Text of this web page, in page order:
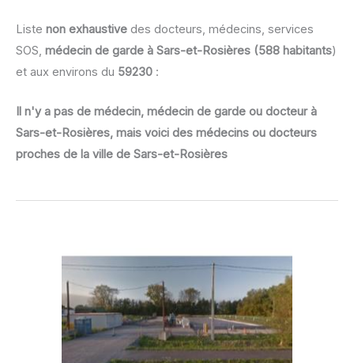
Liste non exhaustive des docteurs, médecins, services
SOS, médecin de garde à Sars-et-Rosières (588 habitants)
et aux environs du 59230 :
Il n'y a pas de médecin, médecin de garde ou docteur à
Sars-et-Rosières, mais voici des médecins ou docteurs
proches de la ville de Sars-et-Rosières